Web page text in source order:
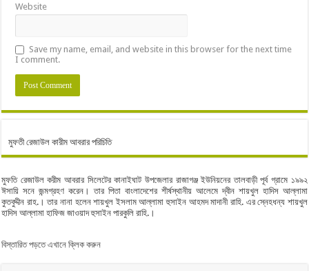
Website
Save my name, email, and website in this browser for the next time
I comment.
মুফতী রেজাউল কারীম আবরার পরিচিতি
মুফতি রেজাউল করীম আবরার সিলেটের কানাইঘাট উপজেলার রাজাগঞ্জ ইউনিয়নের তালবাড়ী পূর্ব গ্রামে ১৯৯২
ঈসায়ি সনে জন্মগ্রহণ করেন। তার পিতা বাংলাদেশের শীর্ষস্থানীয় আলেমে দ্বীন শায়খুল হাদিস আল্লামা
কুতবুদ্দীন রাহ.। তার নানা হলেন শায়খুল ইসলাম আল্লামা হুসাইন আহমদ মাদানী রাহি. এর স্নেহধন্য শায়খুল
হাদিস আল্লামা হাফিজ জাওয়াদ হুসাইন পারকুলি রাহি.।
বিস্তারিত পড়তে এখানে ক্লিক করুন